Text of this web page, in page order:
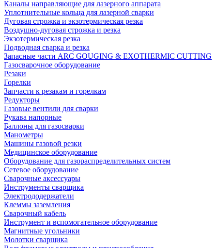
Каналы направляющие для лазерного аппарата
Уплотнительные кольца для лазерной сварки
Дуговая строжка и экзотермическая резка
Воздушно-дуговая строжка и резка
Экзотермическая резка
Подводная сварка и резка
Запасные части ARC GOUGING & EXOTHERMIC CUTTING
Газосварочное оборудование
Резаки
Горелки
Запчасти к резакам и горелкам
Редукторы
Газовые вентили для сварки
Рукава напорные
Баллоны для газосварки
Манометры
Машины газовой резки
Медицинское оборудование
Оборудование для газораспределительных систем
Сетевое оборудование
Сварочные аксессуары
Инструменты сварщика
Электрододержатели
Клеммы заземления
Сварочный кабель
Инструмент и вспомогательное оборудование
Магнитные угольники
Молотки сварщика